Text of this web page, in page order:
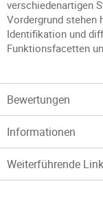
verschiedenartigen
Vordergrund stehen
Identifikation und
Funktionsfacetten
Bewertungen
Informationen
Weiterführende